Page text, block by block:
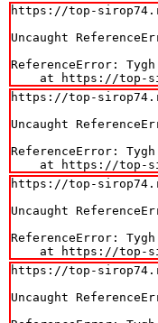
https://top-
Uncaught
ReferenceError:
at https://top-
https://top-
Uncaught
ReferenceError:
at https://top-
https://top-
Uncaught
ReferenceError:
at https://top-
https://top-
Uncaught